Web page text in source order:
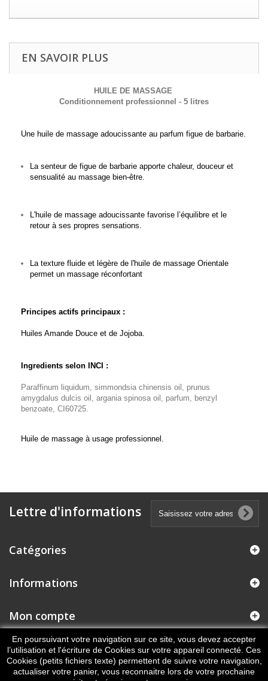
EN SAVOIR PLUS
HUILE DE MASSAGE
Conditionnement professionnel - 5 litres
Une huile de massage adoucissante au parfum figue de barbarie.
La senteur de figue de barbarie apporte chaleur, douceur et
sensualité au massage bien-être.
L'huile de massage adoucissante favorise l’équilibre et le
retour à ses propres sensations.
La texture fluide et légère de l'huile de massage Orientale
permet un massage réconfortant
Principes actifs principaux :
Huiles Amande Douce et de Jojoba.
Ingredients selon INCI :
Paraffinum liquidum, simmondsia chinensis oil, prunus
amygdalus dulcis oil, argania spinosa oil, parfum, benzyl
benzoate, CI60725.
Huile de massage à usage professionnel.
Lettre d'informations
Catégories
Informations
Mon compte
Informations sur votre boutique
En poursuivant votre navigation sur ce site, vous devez accepter
l’utilisation et l'écriture de Cookies sur votre appareil connecté. Ces
Cookies (petits fichiers texte) permettent de suivre votre navigation,
actualiser votre panier, vous reconnaitre lors de votre prochaine